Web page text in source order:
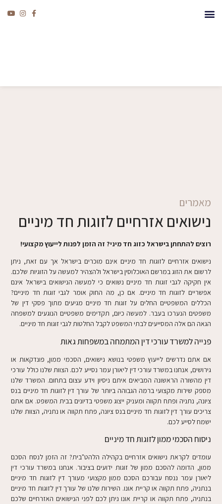
מאמרים
נישואים אזרחיים לזוגות חד מיניים
רוצים להתחתן בישראל כזוג חד מיני? זה הזמן לפנות לייעוץ מקצועי!
נישואים אזרחיים לזוגות חד מיניים אינם מוכרים בישראל אך עם זאת, ניתן
לרשום את הזוג במרשם האוכלוסין בישראל ולהצהיר למעשה על הזוגיות שלכם.
אין חקיקה לגבי זוגות חד מיניים נשואים כי למעשה הנישואים בישראל אינם
אפשריים לזוגות חד מיניים. אם כן, מה החוק אומר לגבי זוגות חד מיניים?
הכללים המשפטיים החלים על זוגות חד מיניים מגיעים מתוך פסקי דין של
משפטים הנערכו בעבר. למעשה כיום, תקדימים משפטיים הנוגעים למשפחה
הגאה הם אלה המסייעים לבתי המשפט לקבל החלטות לגבי זוגות חד מיניים.
פנייה למשרד עורכי דין המתמחה במשפחות גאות
אם אתם נדרשים לייעוץ משפטי בנושא נישואים, הסכמי ממון, פונדקאות או
גירושים, אנחנו במשרד עורכי דין ליאורן עמר נסייע לכם. הצוות שלנו כולל עורכי
דין מהשורה הראשונה המביאים איתם ניסיון וידע עצום בתחום. המשרד שלנו
מספק שירות מקצועי ברמה הגבוהה ביותר של עורך דין לזוגות חד מיניים בנס
ציונה, נתניה ופתח תקווה ומעניק ייצוג משפטי בדיונים בבית המשפט. אם אתם
צריכים עורך דין לזוגות חד מיניים בנס ציונה, פתח תקווה או נתניה, הצוות שלנו
ישמח לסייע לכם.
ניסוח הסכמי ממון לזוגות חד מיניים
עומדים לקראת נישואים אזרחיים בקהילה הלהט"בית? זה הזמן לנסח הסכם
ממון, הדומה להסכם ממון של זוגות ידועים בציבור. אנחנו במשרד עורכי דין
ליאורן עמר ננסח עבורכם הסכם ממון מקצועי מעורך דין לזוגות חד מיניים
בנתניה, פתח תקווה או קריית אונו. השירות שלנו של עורך דין לזוגות חד מיניים
בנתניה, פתח תקווה או קריית אונו ניתן לכם לפני הנישואים האזרחיים שלכם